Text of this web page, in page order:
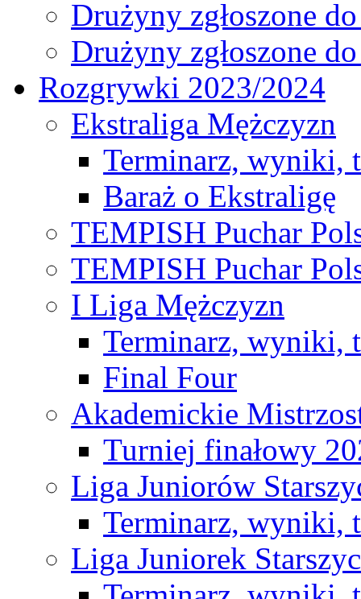
Drużyny zgłoszone
Drużyny zgłoszone
Rozgrywki 2023/2024
Ekstraliga Mężczyzn
Terminarz, wyniki,
Baraż o Ekstraligę
TEMPISH Puchar
TEMPISH Puchar
I Liga Mężczyzn
Terminarz, wyniki,
Final Four
Akademickie
Turniej finałowy
Liga Juniorów
Terminarz, wyniki,
Liga Juniorek